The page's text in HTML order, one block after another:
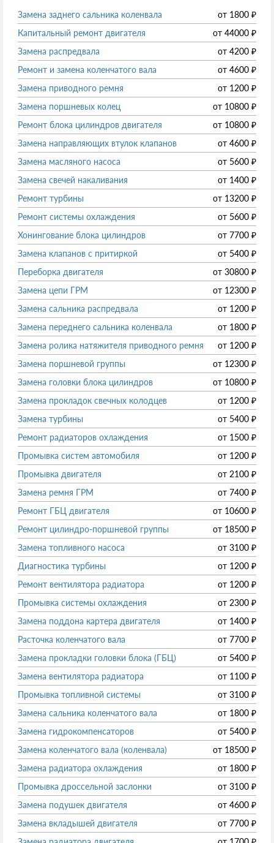
Замена заднего сальника коленвала от 1800 ₽
Капитальный ремонт двигателя
от 44000 ₽
Замена распредвала
от 4200 ₽
Ремонт и замена коленчатого вала
от 4600 ₽
Замена приводного ремня
от 1200 ₽
Замена поршневых колец
от 10800 ₽
Ремонт блока цилиндров двигателя
от 10800 ₽
Замена направляющих втулок клапанов
от 4600 ₽
Замена масляного насоса
от 5600 ₽
Замена свечей накаливания
от 1400 ₽
Ремонт турбины
от 13200 ₽
Ремонт системы охлаждения
от 5600 ₽
Хонингование блока цилиндров
от 7700 ₽
Замена клапанов с притиркой
от 5400 ₽
Переборка двигателя
от 30800 ₽
Замена цепи ГРМ
от 12300 ₽
Замена сальника распредвала
от 1200 ₽
Замена переднего сальника коленвала
от 1800 ₽
Замена ролика натяжителя приводного ремня
от 1200 ₽
Замена поршневой группы
от 12300 ₽
Замена головки блока цилиндров
от 10800 ₽
Замена прокладок свечных колодцев
от 1200 ₽
Замена турбины
от 5400 ₽
Ремонт радиаторов охлаждения
от 1500 ₽
Промывка систем автомобиля
от 1200 ₽
Промывка двигателя
от 2100 ₽
Замена ремня ГРМ
от 7400 ₽
Ремонт ГБЦ двигателя
от 10600 ₽
Ремонт цилиндро-поршневой группы
от 18500 ₽
Замена топливного насоса
от 3100 ₽
Диагностика турбины
от 1200 ₽
Ремонт вентилятора радиатора
от 1200 ₽
Промывка системы охлаждения
от 2300 ₽
Замена поддона картера двигателя
от 1400 ₽
Расточка коленчатого вала
от 7700 ₽
Замена прокладки головки блока (ГБЦ)
от 5400 ₽
Замена вентилятора радиатора
от 1100 ₽
Промывка топливной системы
от 3100 ₽
Замена сальника коленчатого вала
от 1800 ₽
Замена гидрокомпенсаторов
от 5400 ₽
Замена коленчатого вала (коленвала)
от 18500 ₽
Замена радиатора охлаждения
от 1800 ₽
Промывка дроссельной заслонки
от 3100 ₽
Замена подушек двигателя
от 4600 ₽
Замена вкладышей двигателя
от 7700 ₽